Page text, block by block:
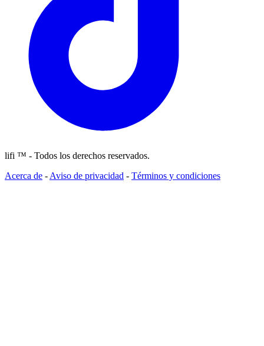
lifi ™ - Todos los derechos reservados.
Acerca de - Aviso de privacidad - Términos y condiciones